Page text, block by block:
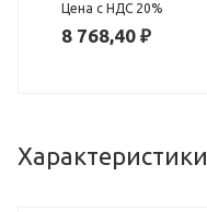
Цена с НДС 20%
8 768,40 ₽
Характеристики